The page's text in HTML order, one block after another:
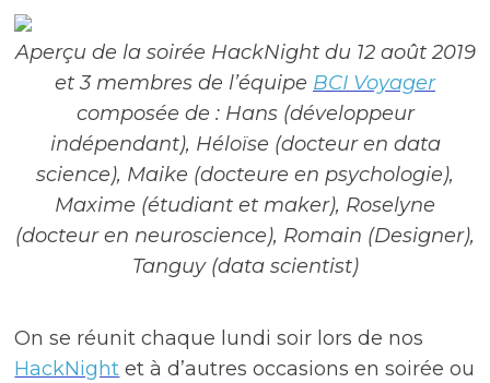
Aperçu de la soirée HackNight du 12 août 2019
et 3 membres de l’équipe BCI Voyager
composée de : Hans (développeur
indépendant), Héloïse (docteur en data
science), Maike (docteure en psychologie),
Maxime (étudiant et maker), Roselyne
(docteur en neuroscience), Romain (Designer),
Tanguy (data scientist)
On se réunit chaque lundi soir lors de nos
HackNight et à d’autres occasions en soirée ou